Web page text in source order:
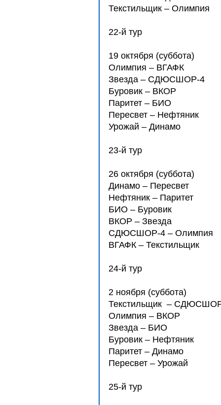
Текстильщик – Олимпия
22-й тур
19 октября (суббота)
Олимпия – ВГАФК
Звезда – СДЮCШОР-4
Буровик – ВКОР
Паритет – БИО
Пересвет – Нефтяник
Урожай – Динамо
23-й тур
26 октября (суббота)
Динамо – Пересвет
Нефтяник – Паритет
БИО – Буровик
ВКОР – Звезда
СДЮCШОР-4 – Олимпия
ВГАФК – Текстильщик
24-й тур
2 ноября (суббота)
Текстильщик –
Олимпия – ВКОР
Звезда – БИО
Буровик – Нефтяник
Паритет – Динамо
Пересвет – Урожай
25-й тур